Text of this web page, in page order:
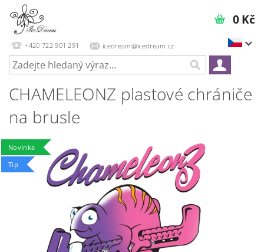
+420 722 901 291 icedream@icedream.cz
0 Kč
CHAMELEONZ plastové chrániče
na brusle
Novinka
Tip